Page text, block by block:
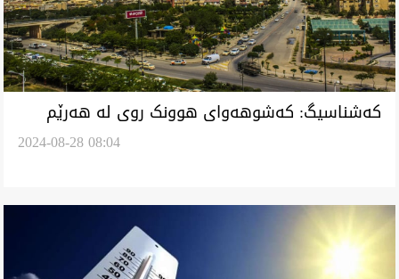
کەشناسیگ: کەشوهەوای هوونک روی لە هەرێم
2024-08-28 08:04